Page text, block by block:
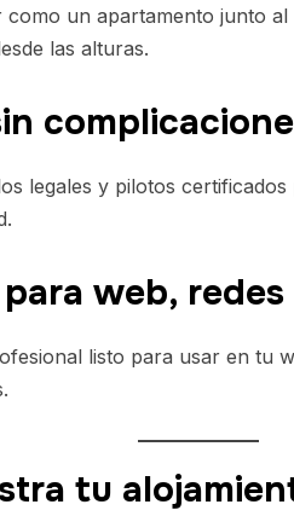
un apartamento junto al
las alturas.
legales y pilotos
web,
listo para usar en tu
tu